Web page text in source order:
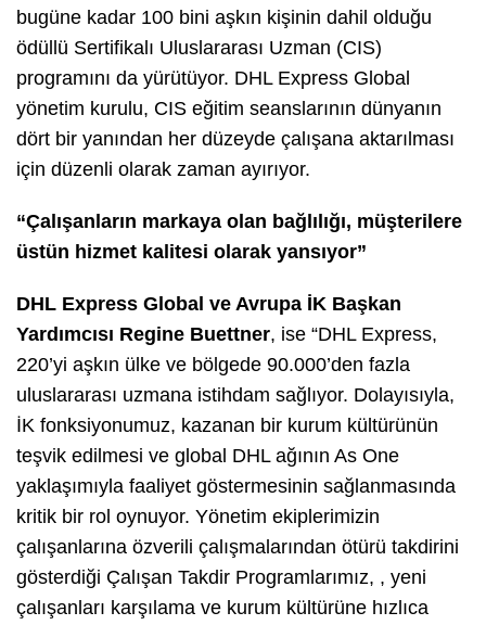
bugüne kadar 100 bini aşkın kişinin dahil olduğu
ödüllü Sertifikalı Uluslararası Uzman (CIS)
programını da yürütüyor. DHL Express Global
yönetim kurulu, CIS eğitim seanslarının dünyanın
dört bir yanından her düzeyde çalışana aktarılması
için düzenli olarak zaman ayırıyor.
“Çalışanların markaya olan bağlılığı, müşterilere
üstün hizmet kalitesi olarak yansıyor”
DHL Express Global ve Avrupa İK Başkan
Yardımcısı Regine Buettner, ise “DHL Express,
220’yi aşkın ülke ve bölgede 90.000’den fazla
uluslararası uzmana istihdam sağlıyor. Dolayısıyla,
İK fonksiyonumuz, kazanan bir kurum kültürünün
teşvik edilmesi ve global DHL ağının As One
yaklaşımıyla faaliyet göstermesinin sağlanmasında
kritik bir rol oynuyor. Yönetim ekiplerimizin
çalışanlarına özverili çalışmalarından ötürü takdirini
gösterdiği Çalışan Takdir Programlarımız, , yeni
çalışanları karşılama ve kurum kültürüne hızlıca